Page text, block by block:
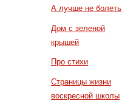
А лучше не болеть
Дом с зеленой
крышей
Про стихи
Страницы жизни
воскресной школы